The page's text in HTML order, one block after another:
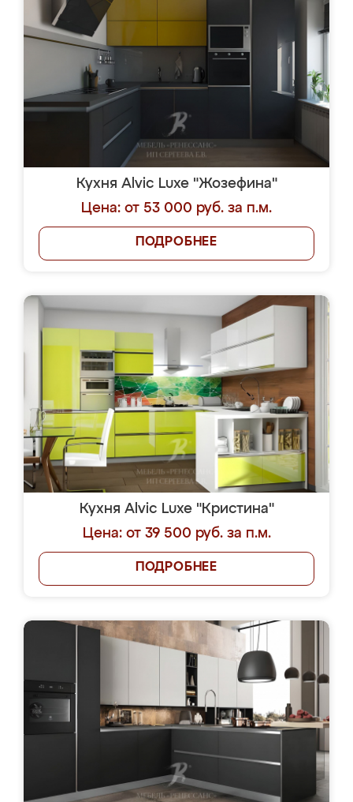
Кухня Alvic Luxe "Жозефина"
Цена: от 53 000 руб. за п.м.
ПОДРОБНЕЕ
Кухня Alvic Luxe "Кристина"
Цена: от 39 500 руб. за п.м.
ПОДРОБНЕЕ